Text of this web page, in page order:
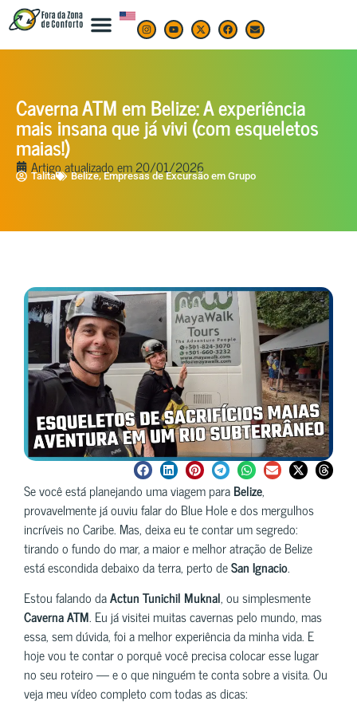
Caverna ATM em Belize: A experiência
mais insana que já vivi (com esqueletos
maias!)
Artigo atualizado em20/01/2026
Talita Belize,Empresas de Excursão em Grupo
Se você está planejando uma viagem paraBelize,
provavelmente já ouviu falar do Blue Hole e dos mergulhos
incríveis no Caribe. Mas, deixa eu te contar um segredo:
tirando o fundo do mar, a maior e melhor atração de Belize
está escondida debaixo da terra, perto deSan Ignacio.
Estou falando daActun Tunichil Muknal, ou simplesmente
Caverna ATM. Eu já visitei muitas cavernas pelo mundo, mas
essa, sem dúvida, foi a melhor experiência da minha vida. E
hoje vou te contar o porquê você precisa colocar esse lugar
no seu roteiro — e o que ninguém te conta sobre a visita. Ou
veja meu vídeo completo com todas as dicas: